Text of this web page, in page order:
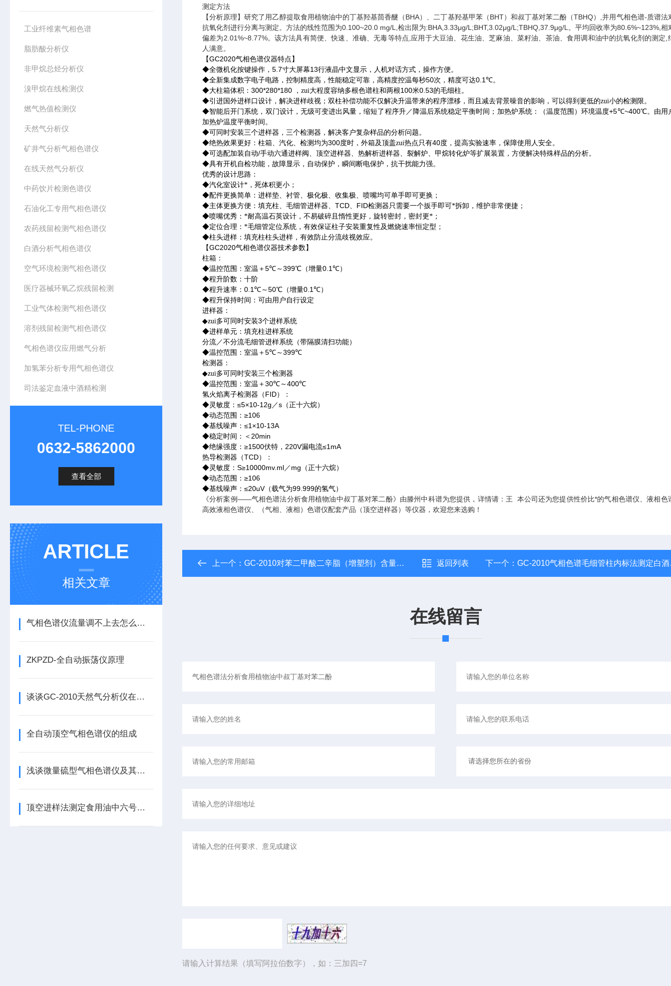
工业纤维素气相色谱
脂肪酸分析仪
非甲烷总烃分析仪
溴甲烷在线检测仪
燃气热值检测仪
天然气分析仪
矿井气分析气相色谱仪
在线天然气分析仪
中药饮片检测色谱仪
石油化工专用气相色谱仪
农药残留检测气相色谱仪
白酒分析气相色谱仪
空气环境检测气相色谱仪
医疗器械环氧乙烷残留检测
工业气体检测气相色谱仪
溶剂残留检测气相色谱仪
气相色谱仪应用燃气分析
加氢苯分析专用气相色谱仪
司法鉴定血液中酒精检测
TEL-PHONE
0632-5862000
查看全部
ARTICLE
相关文章
气相色谱仪流量调不上去怎么检查？
ZKPZD-全自动振荡仪原理
谈谈GC-2010天然气分析仪在各方面的注意事项
全自动顶空气相色谱仪的组成
浅谈微量硫型气相色谱仪及其特点
顶空进样法测定食用油中六号溶剂残留量
测定方法
【分析原理】研究了用乙醇提取食用植物油中的丁基羟基茴香醚（BHA）、二丁基羟基甲苯（BHT）和叔丁基对苯二酚（TBHQ）,并用气相色谱-质谱法
抗氧化剂进行分离与测定。方法的线性范围为0.100~20.0 mg/L,检出限为:BHA,3.33μg/L;BHT,3.02μg/L;TBHQ,37.9μg/L。平均回收率为80.6%~123%,相
偏差为2.01%~8.77%。该方法具有简便、快速、准确、无毒等特点,应用于大豆油、花生油、芝麻油、菜籽油、茶油、食用调和油中的抗氧化剂的测定,
人满意。
【GC2020气相色谱仪器特点】
◆全微机化按键操作， 5.7寸大屏幕13行液晶中文显示，人机对话方式，操作方便。
◆全新集成数字电子电路，控制精度高，性能稳定可靠，高精度控温每秒50次，精度可达0.1 ℃。
◆大柱箱体积： 300*280*180 ，zui大程度容纳多根色谱柱和两根100米0.53的毛细柱。
◆引进国外进样口设计，解决进样歧视；双柱补偿功能不仅解决升温带来的程序漂移，而且减去背景噪音的影响，可以得到更低的zui小的检测限。
◆智能后开门系统，双门设计，无级可变进出风量，缩短了程序升／降温后系统稳定平衡时间；加热炉系统：（温度范围）环境温度+5℃~400℃。由用
加热炉温度平衡时间。
◆可同时安装三个进样器，三个检测器，解决客户复杂样品的分析问题。
◆绝热效果更好：柱箱、汽化、检测均为300度时，外箱及顶盖zui热点只有40度，提高实验速率，保障使用人安全。
◆可选配加装自动/手动六通进样阀、顶空进样器、热解析进样器、裂解炉、甲烷转化炉等扩展装置，方便解决特殊样品的分析。
◆具有开机自检功能，故障显示，自动保护，瞬间断电保护，抗干扰能力强。
优秀的设计思路：
◆汽化室设计*，死体积更小；
◆配件更换简单：进样垫、衬管、极化极、收集极、喷嘴均可单手即可更换；
◆主体更换方便：填充柱、毛细管进样器、 TCD、 FID检测器只需要一个扳手即可*拆卸，维护非常便捷；
◆喷嘴优秀：*耐高温石英设计，不易破碎且惰性更好，旋转密封，密封更*；
◆定位合理：*毛细管定位系统，有效保证柱子安装重复性及燃烧速率恒定型；
◆柱头进样：填充柱柱头进样，有效防止分流歧视效应。
【GC2020气相色谱仪器技术参数】
柱箱：
◆温控范围：室温＋ 5℃ ～ 399℃ （增量0.1 ℃）
◆程升阶数：十阶
◆程升速率： 0.1 ℃ ～ 50℃ （增量0.1 ℃）
◆程升保持时间：可由用户自行设定
进样器：
◆zui多可同时安装3个进样系统
◆进样单元：填充柱进样系统
分流／不分流毛细管进样系统（带隔膜清扫功能）
◆温控范围：室温＋ 5℃ ～ 399℃
检测器：
◆zui多可同时安装三个检测器
◆温控范围：室温＋ 30℃ ～ 400℃
氢火焰离子检测器（ FID）：
◆灵敏度： ≤5×10-12g ／s （正十六烷）
◆动态范围： ≥106
◆基线噪声： ≤1×10-13A
◆稳定时间：＜ 20min
◆绝缘强度： ≥1500伏特， 220V漏电流≤1mA
热导检测器（TCD）：
◆灵敏度： S≥10000mv.ml／ mg （正十六烷）
◆动态范围： ≥106
◆基线噪声： ≤20uV（载气为99.999的氢气）
《分析案例——气相色谱法分析食用植物油中叔丁基对苯二酚》由滕州中科谱为您提供，详情请：王 本公司还为您提供性价比*的气相色谱仪、液相色
高效液相色谱仪、（气相、液相）色谱仪配套产品（顶空进样器）等仪器，欢迎您来选购！
上一个： GC-2010对苯二甲酸二辛脂（增塑剂）含量分析气相色谱仪 返回列表 下一个：GC-2010气相色谱毛细管柱内标法测定白酒中甜蜜素含量
在线留言
请输入计算结果（填写阿拉伯数字），如：三加四=7